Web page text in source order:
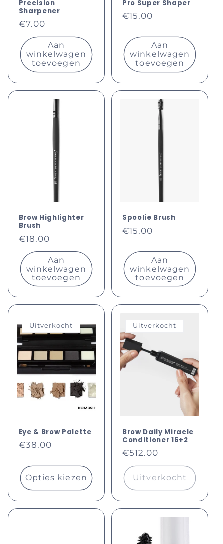
Precision
Sharpener
Normale
prijs
€7.00
Aan
winkelwagen
toevoegen
Pro Super Shaper
Normale
€15.00
Aan
winkelwagen
toevoegen
Brow Highlighter
Brush
Normale
prijs
€18.00
Aan
winkelwagen
toevoegen
Spoolie Brush
Normale
€15.00
Aan
winkelwagen
toevoegen
Uitverkocht
Eye & Brow Palette
Normale
€38.00
Opties kiezen
Uitverkocht
Brow Daily Miracle
Conditioner 16+2
Normale
prijs
€512.00
Uitverkocht